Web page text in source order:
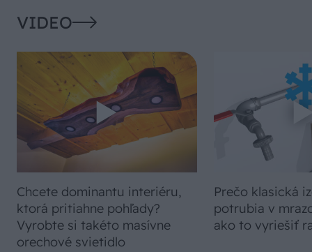
VIDEO
Chcete dominantu interiéru,
ktorá pritiahne pohľady?
Vyrobte si takéto masívne
orechové svietidlo
Prečo klasická
potrubia v
ako to vyriešiť